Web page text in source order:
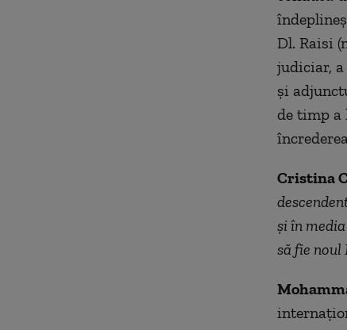
Dl. Raisi
judiciar,
și
de timp a
Cristina
și în
să fie noul